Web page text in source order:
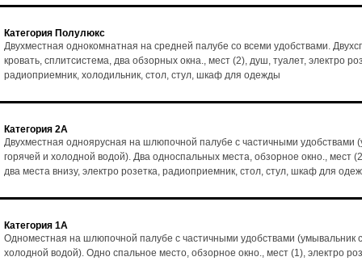
Категория Полулюкс
Двухместная однокомнатная на средней палубе со всеми удобствами.
кровать, сплитсистема, два обзорных окна., мест (2), душ, туалет, электро
радиоприемник, холодильник, стол, стул, шкаф для одежды
Категория 2А
Двухместная одноярусная на шлюпочной палубе с частичными удобствами
горячей и холодной водой). Два односпальных места, обзорное окно., мест
два места внизу, электро розетка, радиоприемник, стол, стул, шкаф для
Категория 1А
Одноместная на шлюпочной палубе с частичными удобствами (умывальник
холодной водой). Одно спальное место, обзорное окно., мест (1), электро